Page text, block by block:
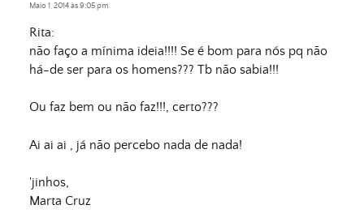
Maio 1, 2014 às 9:05 pm
Rita:
não faço a mínima ideia!!!! Se é bom para nós pq não
há-de ser para os homens??? Tb não sabia!!!
Ou faz bem ou não faz!!!, certo???
Ai ai ai , já não percebo nada de nada!
'jinhos,
Marta Cruz